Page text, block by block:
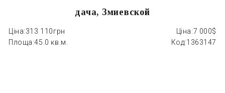
дача, Змиевской
Ціна:313 110грн Ціна:7 000$
Площа:45.0 кв.м. Код:1363147